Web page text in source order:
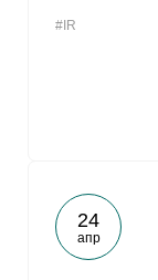
#IR
24
апр